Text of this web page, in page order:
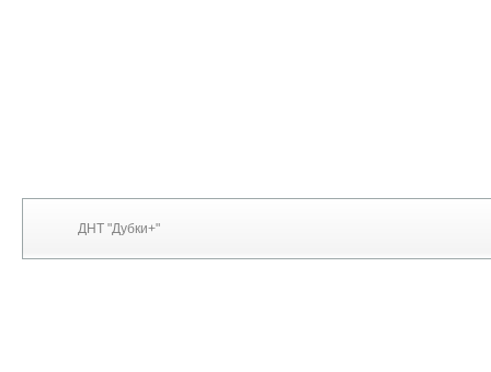
ДНТ "Дубки+"